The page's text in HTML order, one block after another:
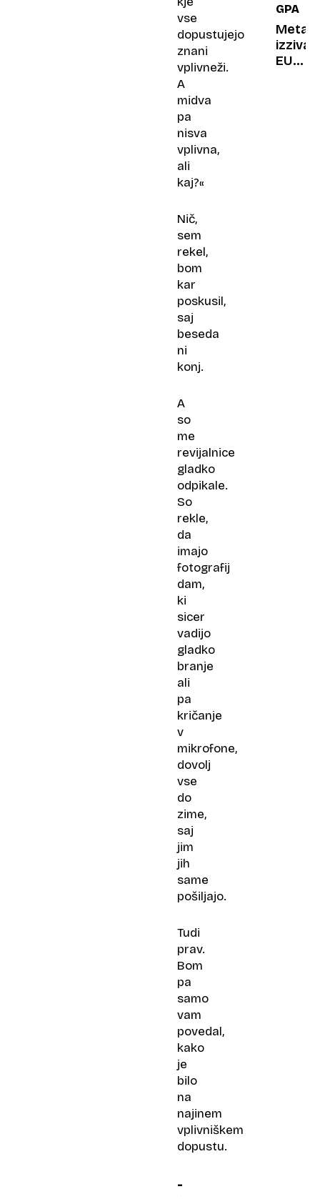
vse
dopustujejo
znani
vplivneži.
A
midva
pa
nisva
vplivna,
ali
kaj?«
Nič,
sem
rekel,
bom
kar
poskusil,
saj
beseda
ni
konj.
A
so
me
revijalnice
gladko
odpikale.
So
rekle,
da
imajo
fotografij
dam,
ki
sicer
vadijo
gladko
branje
ali
pa
kričanje
v
mikrofone,
dovolj
vse
do
zime,
saj
jim
jih
same
pošiljajo.
Tudi
prav.
Bom
pa
samo
vam
povedal,
kako
je
bilo
na
najinem
vplivniškem
dopustu.
-
sem
že
GPAI
Meta
izziva
EU z